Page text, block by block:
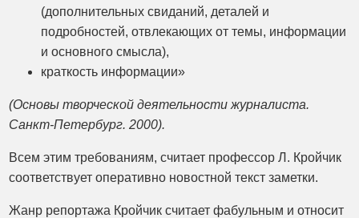
(дополнительных свиданий, деталей и
подробностей, отвлекающих от темы, информации
и основного смысла),
краткость информации»
(Основы творческой деятельности журналиста.
Санкт-Петербург. 2000).
Всем этим требованиям, считает профессор Л. Кройчик
соответствует оперативно новостной текст заметки.
Жанр репортажа Кройчик считает фабульным и относит